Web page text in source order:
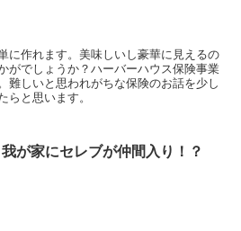
に作れます。美味しいし豪華に見えるの
がでしょうか？ハーバーハウス保険事業
難しいと思われがちな保険のお話を少し
らと思います。
我が家にセレブが仲間入り！？